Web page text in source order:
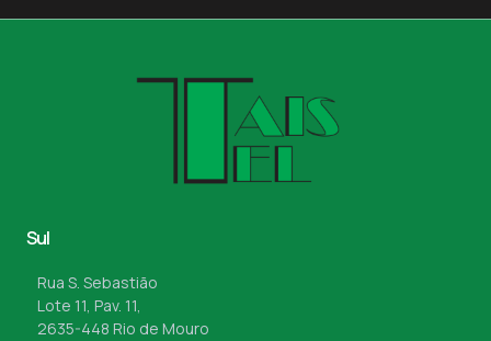
Sul
Rua S. Sebastião
Lote 11, Pav. 11,
2635-448 Rio de Mouro